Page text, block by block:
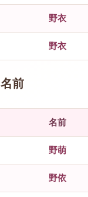
野衣
野衣
前
名前
野萌
野依